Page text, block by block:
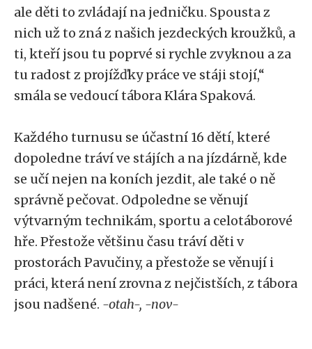
ale děti to zvládají na jedničku. Spousta z
nich už to zná z našich jezdeckých kroužků, a
ti, kteří jsou tu poprvé si rychle zvyknou a za
tu radost z projížďky práce ve stáji stojí,“
smála se vedoucí tábora Klára Spaková.
Každého turnusu se účastní 16 dětí, které
dopoledne tráví ve stájích a na jízdárně, kde
se učí nejen na koních jezdit, ale také o ně
správně pečovat. Odpoledne se věnují
výtvarným technikám, sportu a celotáborové
hře. Přestože většinu času tráví děti v
prostorách Pavučiny, a přestože se věnují i
práci, která není zrovna z nejčistších, z tábora
jsou nadšené. -otah-, -nov-